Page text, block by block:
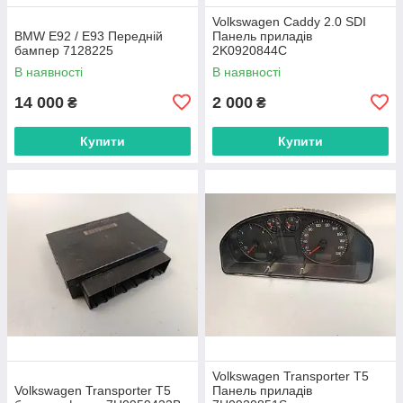
BMW E92 / E93 Передній
бампер 7128225
В наявності
14 000 ₴
Купити
Volkswagen Caddy 2.0 SDI
Панель приладів
2K0920844C
В наявності
2 000 ₴
Купити
Volkswagen Transporter T5
Volkswagen Transporter T5
Панель приладів